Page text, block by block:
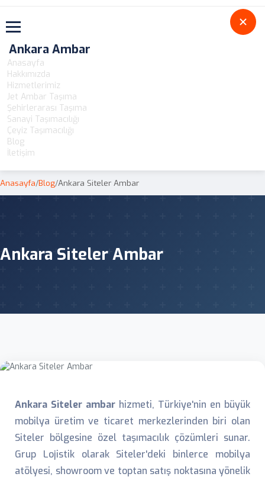
Toggle navigation
Ankara Ambar
Anasayfa
Hakkımızda
Hizmetlerimiz
Jet Ambar Taşıma
Şehirlerarası Taşıma
Sanayi Taşımacılığı
Çeyiz Taşımacılığı
Blog
İletişim
Anasayfa/Blog/Ankara Siteler Ambar
Ankara Siteler Ambar
Ankara Siteler ambar hizmeti, Türkiye'nin en büyük
mobilya üretim ve ticaret merkezlerinden biri olan
Siteler bölgesine özel taşımacılık çözümleri sunar.
Grup Lojistik olarak Siteler'deki binlerce mobilya
atölyesi, showroom ve toptan satış noktasına yönelik